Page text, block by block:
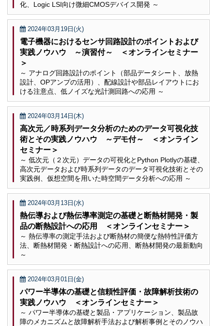
化、Logic LSI向け微細CMOSデバイス開発 ～
2024年03月19日(火)
電子機器におけるセンサ回路設計のポイントおよび
実践ノウハウ ～演習付～ ＜オンラインセミナー
＞
～ アナログ回路設計のポイント（部品データシート、放熱
設計、OPアンプの活用）、配線設計や部品レイアウトにお
ける注意点、低ノイズな光計測回路への応用 ～
2024年03月14日(木)
高次元／時系列データ分析のためのデータ可視化技
術とその実践ノウハウ ～デモ付～ ＜オンライン
セミナー＞
～ 低次元（２次元）データの可視化とPython Plotlyの基礎、
高次元データおよび時系列データのデータ可視化技術とその
実践例、仮想空間を用いた時空間データ分析への応用 ～
2024年03月13日(水)
熱伝導および熱伝導率測定の基礎と断熱材開発・製
品の断熱設計への応用 ＜オンラインセミナー＞
～ 熱伝導率の測定手法および断熱材の簡便な熱特性評価方
法、断熱材開発・断熱設計への応用、断熱材開発の最新動向
～
2024年03月01日(金)
パワー半導体の基礎と信頼性評価・故障解析技術の
実践ノウハウ ＜オンラインセミナー＞
～ パワー半導体の基礎と製品・アプリケーション、製品故
障のメカニズムと故障解析手法および解析事例とそのノウハ